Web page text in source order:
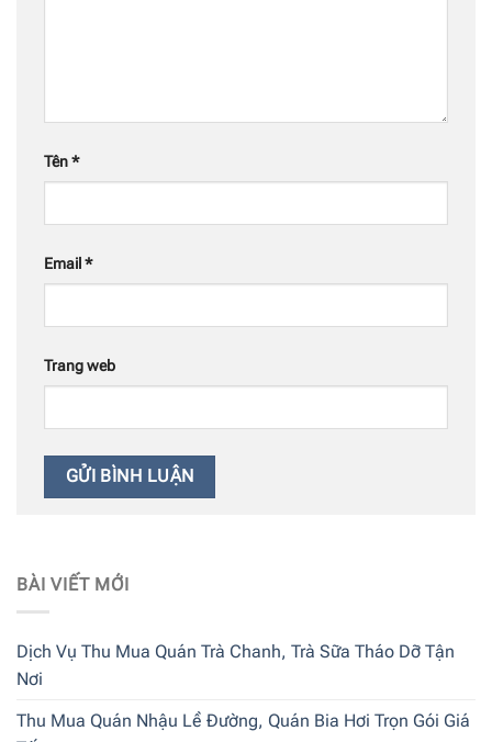
Tên*
Email *
Trang web
BÀI VIẾT MỚI
Dịch Vụ Thu Mua Quán Trà Chanh, Trà Sữa Tháo Dỡ Tận
Nơi
Thu Mua Quán Nhậu Lề Đường, Quán Bia Hơi Trọn Gói Giá